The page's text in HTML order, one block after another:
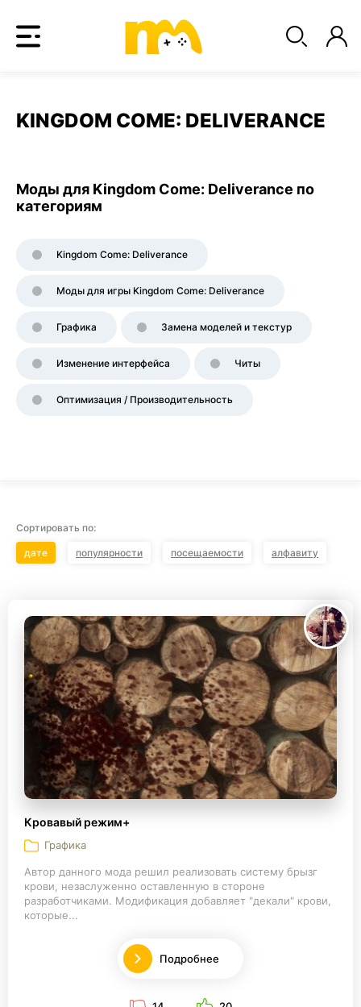
KINGDOM COME: DELIVERANCE
Моды для Kingdom Come: Deliverance по
категориям
Kingdom Come: Deliverance
Моды для игры Kingdom Come: Deliverance
Графика Замена моделей и текстур
Изменение интерфейса Читы
Оптимизация / Производительность
Сортировать по:
дате популярности посещаемости алфавиту
Кровавый режим+
Графика
Автор данного мода решил реализовать систему брызг
крови, незаслуженно оставленную в стороне
разработчиками. Модификация добавляет "декали" крови,
которые...
Подробнее